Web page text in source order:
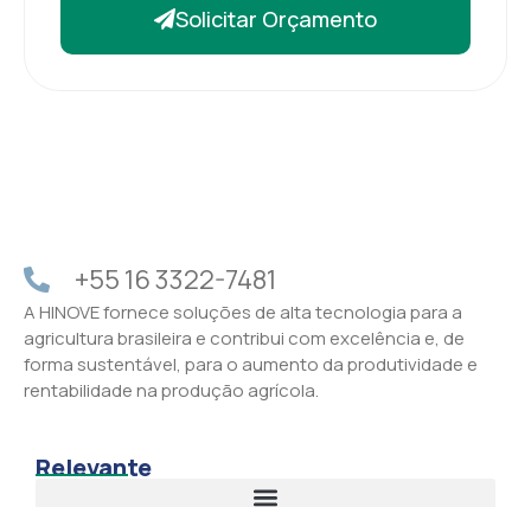
Solicitar Orçamento
+55 16 3322-7481
A HINOVE fornece soluções de alta tecnologia para a
agricultura brasileira e contribui com excelência e, de
forma sustentável, para o aumento da produtividade e
rentabilidade na produção agrícola.
Relevante